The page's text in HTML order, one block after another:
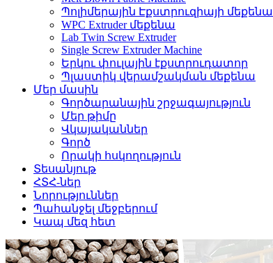
Պոլիմերային Էքստրուզիայի մեքենա
WPC Extruder մեքենա
Lab Twin Screw Extruder
Single Screw Extruder Machine
Երկու փուլային էքստրուդատոր
Պլաստիկ վերամշակման մեքենա
Մեր մասին
Գործարանային շրջագայություն
Մեր թիմը
Վկայականներ
Գործ
Որակի հսկողություն
Տեսանյութ
ՀՏՀ-ներ
Նորություններ
Պահանջել մեջբերում
Կապ մեզ հետ